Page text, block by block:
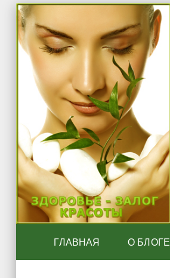
ГЛАВНАЯ О БЛОГЕ